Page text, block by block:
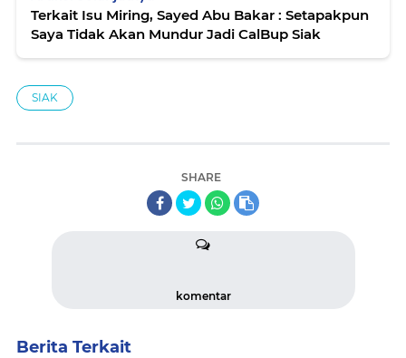
Terkait Isu Miring, Sayed Abu Bakar : Setapakpun
Saya Tidak Akan Mundur Jadi CalBup Siak
SIAK
SHARE
komentar
Berita Terkait